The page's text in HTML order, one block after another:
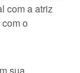
com a atriz
o
sua